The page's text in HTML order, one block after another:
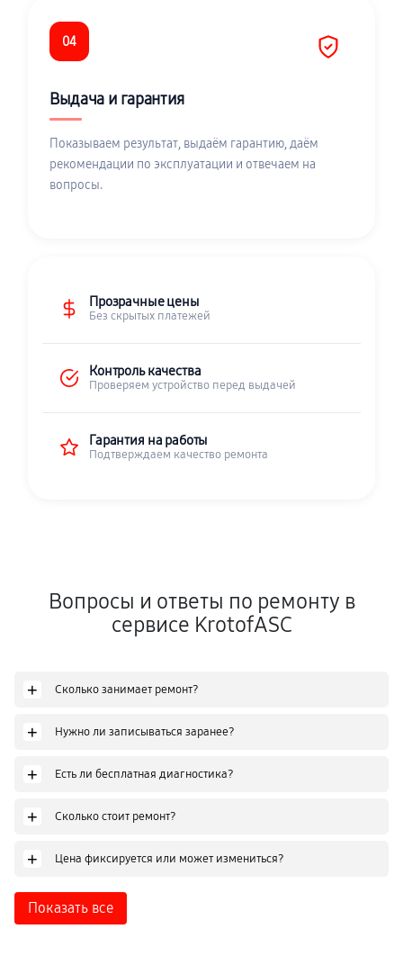
04
Выдача и гарантия
Показываем результат, выдаём гарантию, даём
рекомендации по эксплуатации и отвечаем на
вопросы.
Прозрачные цены
Без скрытых платежей
Контроль качества
Проверяем устройство перед выдачей
Гарантия на работы
Подтверждаем качество ремонта
Вопросы и ответы по ремонту в
сервисе KrotofASC
+ Сколько занимает ремонт?
+ Нужно ли записываться заранее?
+ Есть ли бесплатная диагностика?
+ Сколько стоит ремонт?
+ Цена фиксируется или может измениться?
Показать все